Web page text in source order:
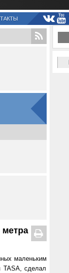
маленьким
TASA, сделал